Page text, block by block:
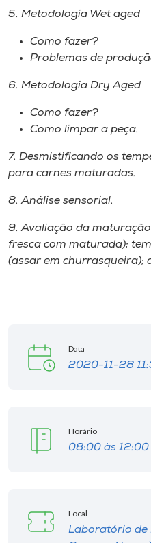
5. Metodologia Wet aged
Como fazer?
Problemas de
6. Metodologia Dry Aged
Como fazer?
Como limpar a peça.
7. Desmistificando os
para carnes maturadas.
8. Análise sensorial.
9. Avaliação da
fresca com maturada);
(assar em churrasqueira);
Data
2020-11-28
Horário
08:00 às 12:00
Local
Laboratório de